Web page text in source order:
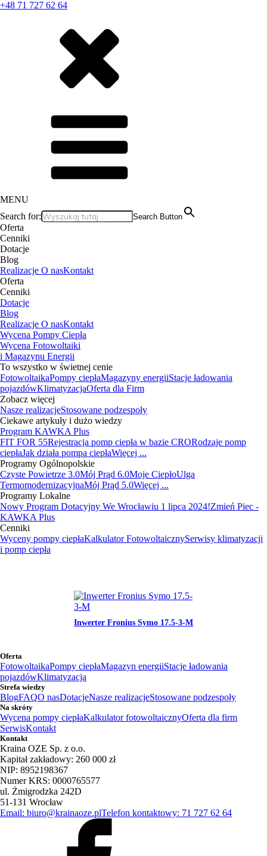
+48 71 727 62 64
MENU
Search for:
Search Button
Oferta
Cenniki
Dotacje
Blog
Realizacje O nasKontakt
Oferta
Cenniki
Dotacje
Blog
Realizacje O nasKontakt
Wycena Pompy Ciepła
Wycena Fotowoltaiki
i Magazynu Energii
To wszystko w świetnej cenie
FotowoltaikaPompy ciepłaMagazyny energiiStacje ładowania
pojazdówKlimatyzacjaOferta dla Firm
Zobacz więcej
Nasze realizacjeStosowane podzespoły
Ciekawe artykuły i dużo wiedzy
Program KAWKA Plus
FIT FOR 55Rejestracja pomp ciepła w bazie CRORodzaje pomp
ciepłaJak działa pompa ciepłaWięcej ...
Programy Ogólnopolskie
Czyste Powietrze 3.0Mój Prąd 6.0Moje CiepłoUlga
TermomodernizacyjnaMój Prąd 5.0Więcej ...
Programy Lokalne
Nowy Program Dotacyjny We Wrocławiu 1 lipca 2024!Zmień Piec -
KAWKA Plus
Cenniki
Wyceny pompy ciepłaKalkulator FotowoltaicznySerwisy klimatyzacji
i pomp ciepła
Inwerter Fronius Symo 17.5-3-M
Oferta
FotowoltaikaPompy ciepłaMagazyn energiiStacje ładowania
pojazdówKlimatyzacja
Strefa wiedzy
BlogFAQO nasDotacjeNasze realizacjeStosowane podzespoły
Na skróty
Wycena pompy ciepłaKalkulator fotowoltaicznyOferta dla firm
SerwisKontakt
Kontakt
Kraina OZE Sp. z o.o.
Kapitał zakładowy: 260 000 zł
NIP: 8952198367
Numer KRS: 0000765577
ul. Żmigrodzka 242D
51-131 Wrocław
Email: biuro@krainaoze.plTelefon kontaktowy: 71 727 62 64